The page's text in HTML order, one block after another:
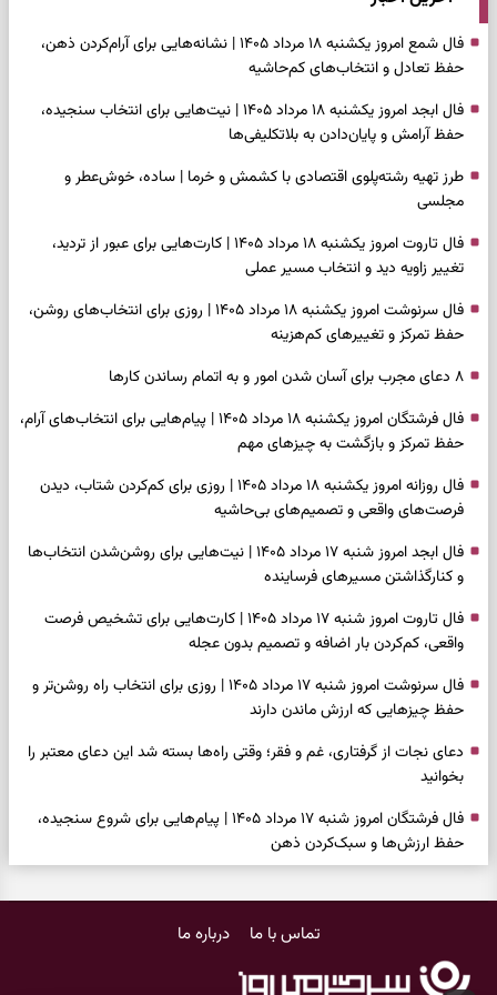
فال شمع امروز یکشنبه ۱۸ مرداد ۱۴۰۵ | نشانه‌هایی برای آرام‌کردن ذهن،
حفظ تعادل و انتخاب‌های کم‌حاشیه
فال ابجد امروز یکشنبه ۱۸ مرداد ۱۴۰۵ | نیت‌هایی برای انتخاب سنجیده،
حفظ آرامش و پایان‌دادن به بلاتکلیفی‌ها
طرز تهیه رشته‌پلوی اقتصادی با کشمش و خرما | ساده، خوش‌عطر و
مجلسی
فال تاروت امروز یکشنبه ۱۸ مرداد ۱۴۰۵ | کارت‌هایی برای عبور از تردید،
تغییر زاویه دید و انتخاب مسیر عملی
فال سرنوشت امروز یکشنبه ۱۸ مرداد ۱۴۰۵ | روزی برای انتخاب‌های روشن،
حفظ تمرکز و تغییرهای کم‌هزینه
۸ دعای مجرب برای آسان شدن امور و به اتمام رساندن کار‌ها
فال فرشتگان امروز یکشنبه ۱۸ مرداد ۱۴۰۵ | پیام‌هایی برای انتخاب‌های آرام،
حفظ تمرکز و بازگشت به چیزهای مهم
فال روزانه امروز یکشنبه ۱۸ مرداد ۱۴۰۵ | روزی برای کم‌کردن شتاب، دیدن
فرصت‌های واقعی و تصمیم‌های بی‌حاشیه
فال ابجد امروز شنبه ۱۷ مرداد ۱۴۰۵ | نیت‌هایی برای روشن‌شدن انتخاب‌ها
و کنارگذاشتن مسیرهای فرساینده
فال تاروت امروز شنبه ۱۷ مرداد ۱۴۰۵ | کارت‌هایی برای تشخیص فرصت
واقعی، کم‌کردن بار اضافه و تصمیم بدون عجله
فال سرنوشت امروز شنبه ۱۷ مرداد ۱۴۰۵ | روزی برای انتخاب راه روشن‌تر و
حفظ چیزهایی که ارزش ماندن دارند
دعای نجات از گرفتاری، غم و فقر؛ وقتی راه‌ها بسته شد این دعای معتبر را
بخوانید
فال فرشتگان امروز شنبه ۱۷ مرداد ۱۴۰۵ | پیام‌هایی برای شروع سنجیده،
حفظ ارزش‌ها و سبک‌کردن ذهن
و عمل به مسئولیت‌ها
تماس با ما درباره ما